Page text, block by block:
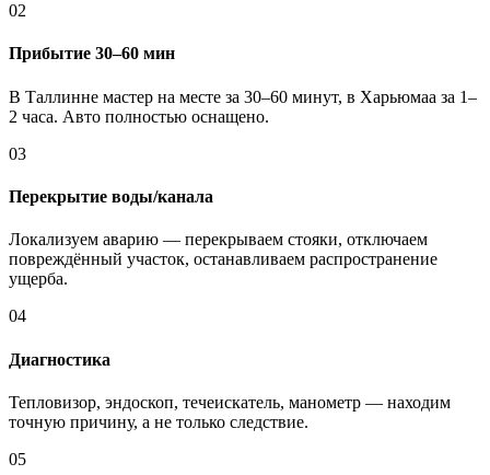
02
Прибытие 30–60 мин
В Таллинне мастер на месте за 30–60 минут, в Харьюмаа за 1–
2 часа. Авто полностью оснащено.
03
Перекрытие воды/канала
Локализуем аварию — перекрываем стояки, отключаем
повреждённый участок, останавливаем распространение
ущерба.
04
Диагностика
Тепловизор, эндоскоп, течеискатель, манометр — находим
точную причину, а не только следствие.
05